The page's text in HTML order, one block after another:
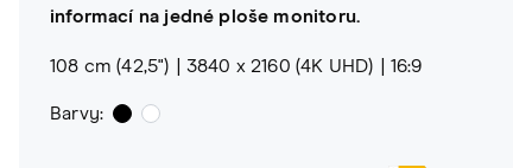
informací na jedné ploše monitoru.
108 cm (42,5") 3840 x 2160 (4K UHD) 16:9
Barvy: